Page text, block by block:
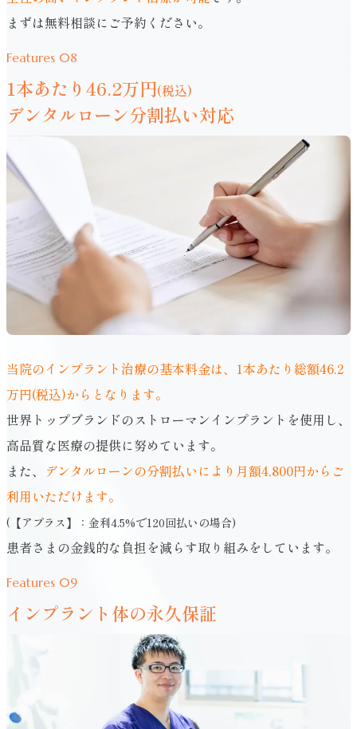
まずは無料相談にご予約ください。
Features 08
1本あたり46.2万円(税込)
デンタルローン分割払い対応
当院のインプラント治療の基本料金は、1本あたり総額46.2
万円(税込)からとなります。
世界トップブランドのストローマンインプラントを使用し、
高品質な医療の提供に努めています。
また、 デンタルローンの分割払いにより月額4,800円からご
利用いただけます。
(【アプラス】：金利4.5%で120回払いの場合)
患者さまの金銭的な負担を減らす取り組みをしています。
Features 09
インプラント体の永久保証